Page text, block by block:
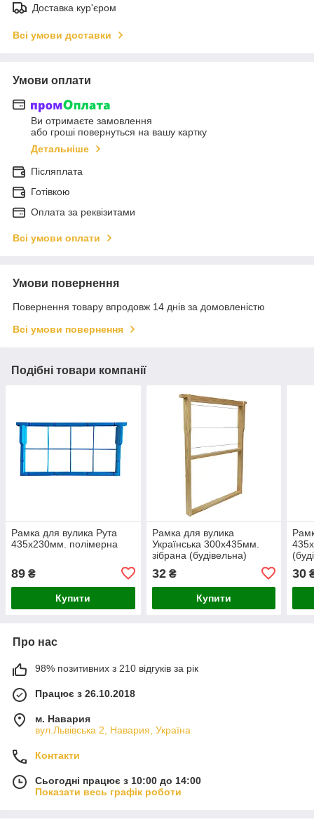
Доставка кур'єром
Всі умови доставки
Умови оплати
Ви отримаєте замовлення
або гроші повернуться на вашу картку
Детальніше
Післяплата
Готівкою
Оплата за реквізитами
Всі умови оплати
Умови повернення
Повернення товару впродовж 14 днів за домовленістю
Всі умови повернення
Подібні товари компанії
Рамка для вулика Рута
435х230мм. полімерна
89 ₴
Купити
Рамка для вулика
Українська 300x435мм.
зібрана (будівельна)
32₴
Купити
30
Про нас
98% позитивних з 210 відгуків за рік
Працює з 26.10.2018
м. Навария
вул.Львівська 2, Навария, Україна
Контакти
Сьогодні працює з 10:00 до 14:00
Показати весь графік роботи